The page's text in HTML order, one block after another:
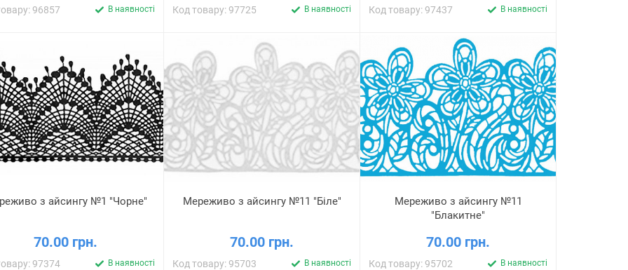
96857 В наявності Код товару: 97725 В наявності Код товару: 97437 В наявності
з айсингу №1 "Чорне"
70.00 грн.
97374 В наявності
Мереживо з айсингу №11 "Біле"
70.00 грн.
Код товару: 95703 В наявності
Мереживо з айсингу №11
"Блакитне"
70.00 грн.
Код товару: 95702 В наявності